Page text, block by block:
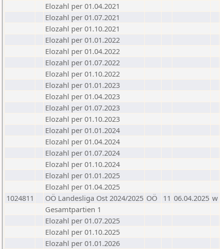
Elozahl per 01.04.2021
Elozahl per 01.07.2021
Elozahl per 01.10.2021
Elozahl per 01.01.2022
Elozahl per 01.04.2022
Elozahl per 01.07.2022
Elozahl per 01.10.2022
Elozahl per 01.01.2023
Elozahl per 01.04.2023
Elozahl per 01.07.2023
Elozahl per 01.10.2023
Elozahl per 01.01.2024
Elozahl per 01.04.2024
Elozahl per 01.07.2024
Elozahl per 01.10.2024
Elozahl per 01.01.2025
Elozahl per 01.04.2025
1024811
OÖ Landesliga Ost 2024/2025 OÖ 11 06.04.2025 w
Gesamtpartien 1
Elozahl per 01.07.2025
Elozahl per 01.10.2025
Elozahl per 01.01.2026